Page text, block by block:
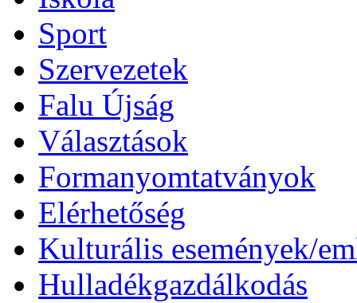
Sport
Szervezetek
Falu Újság
Választások
Formanyomtatványok
Elérhetőség
Kulturális események/
Hulladékgazdálkodás